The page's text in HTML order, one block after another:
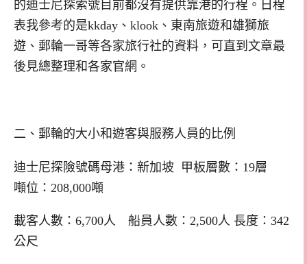
的迪士尼探索號目前都沒有提供靠港的行程。日程
表我參考的是kkday、klook、東南旅遊和雄獅旅
遊、郵輪一哥等各家旅行社的資料，可直到文章最
後見總整理和各家官網。
二、郵輪的大小和遊客與服務人員的比例
迪士尼探險號碼母港：新加坡 甲板層數：19層
噸位：208,000噸
載客人數：6,700人 船員人數：2,500人 長度：342
公尺